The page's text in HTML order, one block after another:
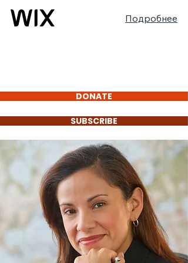
Подробнее